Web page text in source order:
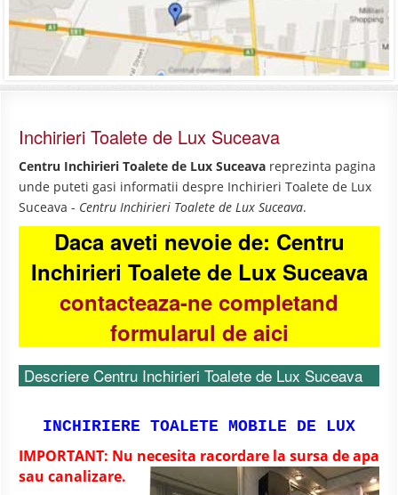
Inchirieri Toalete de Lux Suceava
Centru Inchirieri Toalete de Lux Suceava reprezinta pagina
unde puteti gasi informatii despre Inchirieri Toalete de Lux
Suceava - Centru Inchirieri Toalete de Lux Suceava.
Daca aveti nevoie de: Centru
Inchirieri Toalete de Lux Suceava
contacteaza-ne completand
formularul de aici
Descriere Centru Inchirieri Toalete de Lux Suceava
INCHIRIERE TOALETE MOBILE DE LUX
IMPORTANT: Nu necesita racordare la sursa de apa
sau canalizare.